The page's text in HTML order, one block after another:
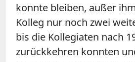
konnte bleiben, außer
Kolleg nur noch zwei
bis die Kollegiaten nach
zurückkehren konnten